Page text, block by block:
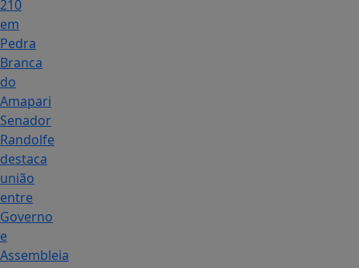
210
em
Pedra
Branca
do
Amapari
Senador
Randolfe
destaca
união
entre
Governo
e
Assembleia